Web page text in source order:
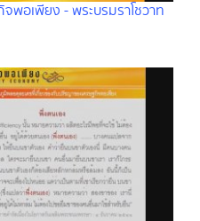
พอเพียง - พระบรมราโชวาท